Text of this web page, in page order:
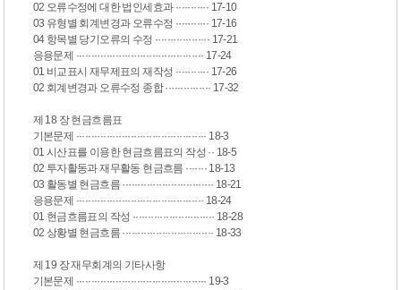
02 오류수정에 대한 법인세효과 ··········· 17-10
03 유형별 회계변경과 오류수정 ··········· 17-16
04 항목별 당기오류의 수정 ·················· 17-21
응용문제 ·········································· 17-24
01 비교표시 재무제표의 재작성 ··········· 17-26
02 회계변경과 오류수정 종합 ··············· 17-32
제 18 장 현금흐름표
기본문제 ··········································· 18-3
01 시산표를 이용한 현금흐름표의 작성 ·· 18-5
02 투자활동과 재무활동 현금흐름 ······· 18-13
03 활동별 현금흐름 ······························ 18-21
응용문제 ·········································· 18-24
01 현금흐름표의 작성 ··························· 18-28
02 상황별 현금흐름 ······························ 18-33
제 19 장 재무회계의 기타사항
기본문제 ··········································· 19-3